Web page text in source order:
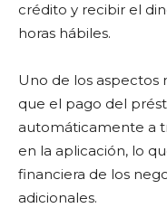
crédito y recibir el
horas hábiles.
Uno de los aspectos
que el pago del
automáticamente a
en la aplicación, lo
financiera de los
adicionales.